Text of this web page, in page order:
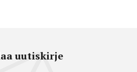
uutiskirje